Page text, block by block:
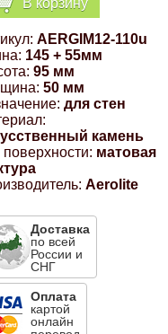
AERGIM12-110u
145 + 55мм
95 мм
50 мм
для стен
камень
матовая
Aerolite
Доставка
по всей
России и
СНГ
Оплата
картой
онлайн